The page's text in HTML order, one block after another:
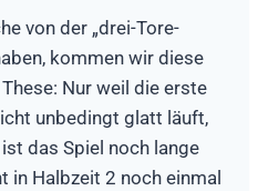
von der „drei-Tore-
kommen wir diese
Nur weil die erste
unbedingt glatt läuft,
das Spiel noch lange
in Halbzeit 2 noch einmal